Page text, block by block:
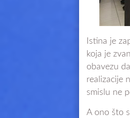
Istina je
koja je
obavezu
realizacije
smislu ne
A ono što